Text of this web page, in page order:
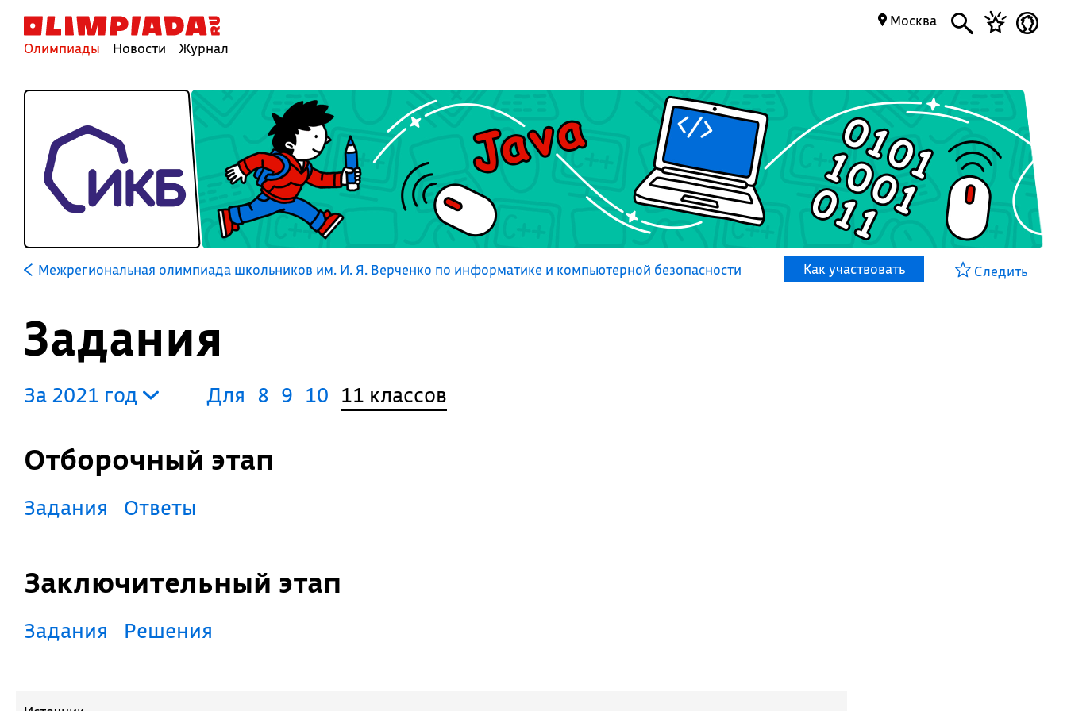
Олимпиады Новости Журнал
Москва
Межрегиональная олимпиада школьников им. И. Я. Верченко по информатике и компьютерной безопасности Как участвовать Следить
Задания
За 2021 год Для 8 9 10 11 классов
Отборочный этап
Задания Ответы
Заключительный этап
Задания Решения